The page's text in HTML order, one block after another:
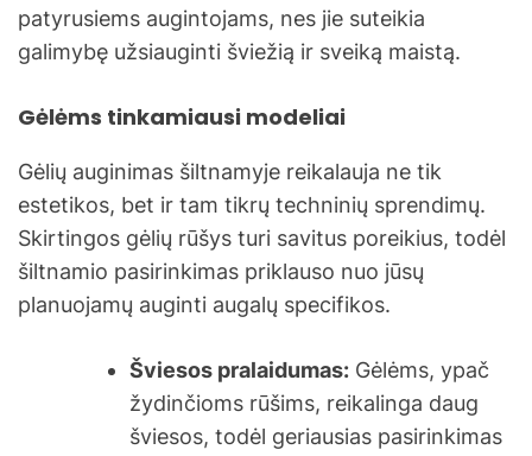
patyrusiems augintojams, nes jie suteikia
galimybę užsiauginti šviežią ir sveiką maistą.
Gėlėms tinkamiausi modeliai
Gėlių auginimas šiltnamyje reikalauja ne tik
estetikos, bet ir tam tikrų techninių sprendimų.
Skirtingos gėlių rūšys turi savitus poreikius, todėl
šiltnamio pasirinkimas priklauso nuo jūsų
planuojamų auginti augalų specifikos.
Šviesos pralaidumas: Gėlėms, ypač
žydinčioms rūšims, reikalinga daug
šviesos, todėl geriausias pasirinkimas